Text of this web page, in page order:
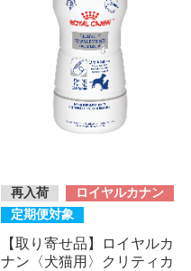
再入荷
ロイヤルカナン
定期便対象
【取り寄せ品】ロイヤルカ
ナン〈犬猫用〉クリティカ